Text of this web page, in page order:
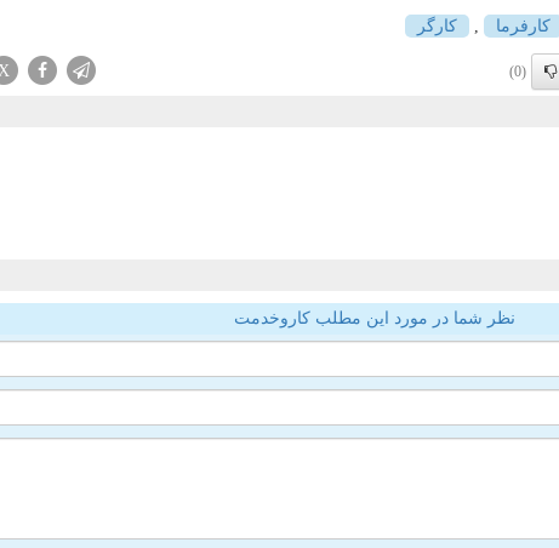
كارفرما كارگر
(0)
X
نظر شما در مورد این مطلب کاروخدمت